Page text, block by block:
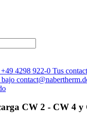
+49 4298 922-0 Tus
bajo
CW 2 - CW 4